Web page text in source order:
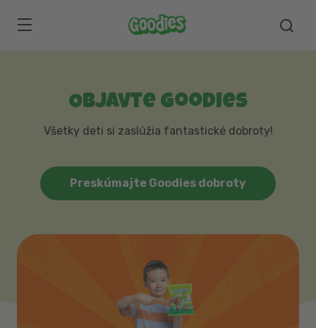
Objavte Goodies
Všetky deti si zaslúžia fantastické dobroty!
Preskúmajte Goodies dobroty